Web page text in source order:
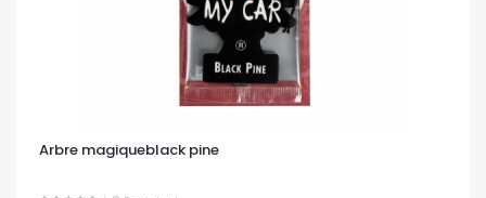
Arbre magiqueblack pine